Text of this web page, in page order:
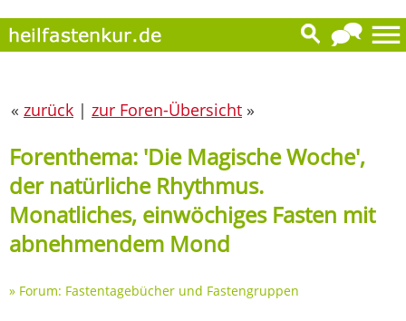
« zurück | zur Foren-Übersicht »
Forenthema: 'Die Magische Woche',
der natürliche Rhythmus.
Monatliches, einwöchiges Fasten mit
abnehmendem Mond
» Forum: Fastentagebücher und Fastengruppen